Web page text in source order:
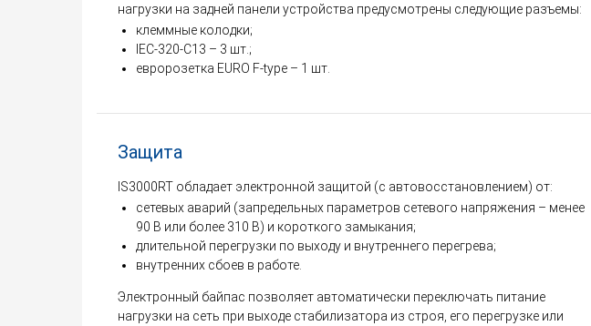
нагрузки на задней панели устройства предусмотрены следующие разъемы:
клеммные колодки;
IEC-320-C13 – 3 шт.;
евророзетка EURO F-type – 1 шт.
Защита
IS3000RT обладает электронной защитой (с автовосстановлением) от:
сетевых аварий (запредельных параметров сетевого напряжения – менее
90 В или более 310 В) и короткого замыкания;
длительной перегрузки по выходу и внутреннего перегрева;
внутренних сбоев в работе.
Электронный байпас позволяет автоматически переключать питание
нагрузки на сеть при выходе стабилизатора из строя, его перегрузке или